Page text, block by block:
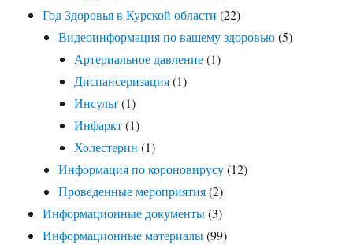
Год Здоровья в Курской области (22)
Видеоинформация по вашему здоровью(5)
Артериальное давление(1)
Диспансеризация(1)
Инсульт(1)
Инфаркт(1)
Холестерин (1)
Информация по короновирусу(12)
Проведенные мероприятия(2)
Информационные документы(3)
Информационные материалы(99)